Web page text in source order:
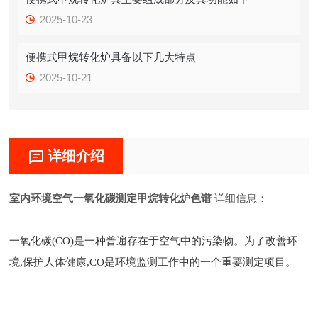
2025-10-23
便携式甲烷转化炉具备以下几大特点
2025-10-21
详细介绍
室内环境空气一氧化碳测定甲烷转化炉色谱 详细信息：
一氧化碳(CO)是一种普遍存在于空气中的污染物。为了改善环
境,保护人体健康,CO是环境监测工作中的一个重要测定项目。